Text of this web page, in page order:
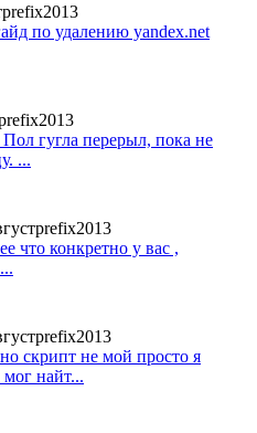
по удалению yandex.net
гугла перерыл, пока не
...
что конкретно у вас ,
скрипт не мой просто я
мог найт...